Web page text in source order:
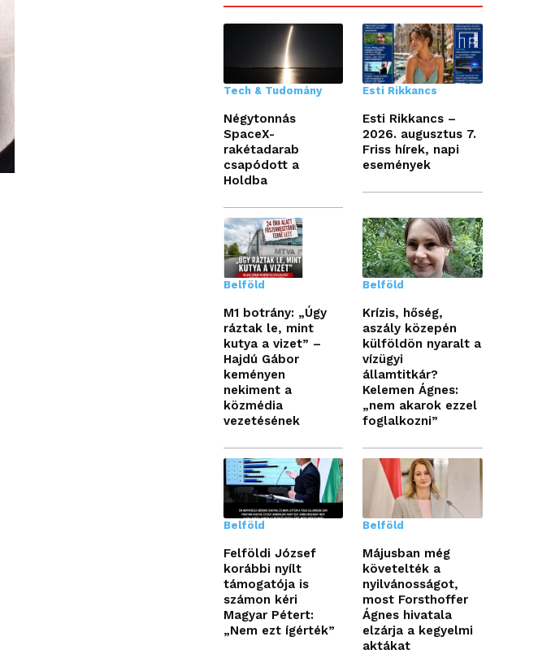
Tech & Tudomány
Négytonnás
SpaceX-
rakétadarab
csapódott a
Holdba
Esti Rikkancs
Esti Rikkancs –
2026. augusztus 7.
Friss hírek, napi
események
Belföld
M1 botrány: „Úgy
ráztak le, mint
kutya a vizet” –
Hajdú Gábor
keményen
nekiment a
közmédia
vezetésének
Belföld
Krízis, hőség,
aszály közepén
külföldön nyaralt a
vízügyi
államtitkár?
Kelemen Ágnes:
„nem akarok ezzel
foglalkozni”
Belföld
Felföldi József
korábbi nyílt
támogatója is
számon kéri
Magyar Pétert:
„Nem ezt ígérték”
Belföld
Májusban még
követelték a
nyilvánosságot,
most Forsthoffer
Ágnes hivatala
elzárja a kegyelmi
aktákat